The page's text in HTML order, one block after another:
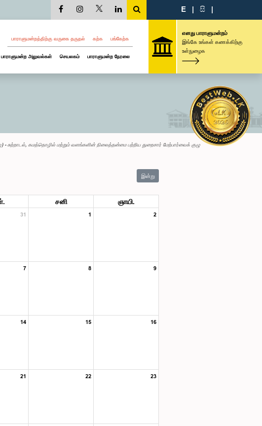
E | සි |
பாராளுமன்றத்திற்கு வருகை தருதல் கற்க பங்கேற்க
பாராளுமன்ற அலுவல்கள் செயலகம் பாராளுமன்ற நேரலை
எனது பாராளுமன்றம்
இங்கே உங்கள் கணக்கிற்கு
உள்நுழைக
சுற்றாடல், கமத்தொழில் மற்றும் வளங்களின் நிலைத்தன்மை பற்றிய துறைசார் மேற்பார்வைக் குழு
இன்று
சனி ஞாயி.
31 1 2
7 8 9
14 15 16
21 22 23